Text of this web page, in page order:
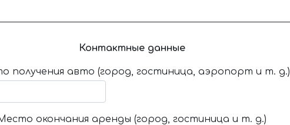
Контактные данные
получения авто (город, гостиница, аэропорт и т. д.)
окончания аренды (город, гостиница и т. д.)